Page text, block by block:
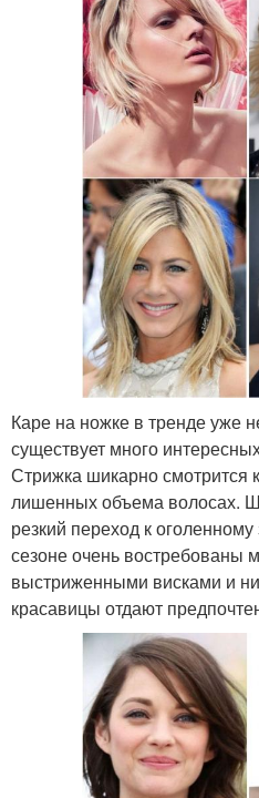
Каре на ножке в тренде уже
существует много
Стрижка шикарно смотрится
лишенных объема волосах.
резкий переход к
сезоне очень востребованы
выстриженными висками и
красавицы отдают